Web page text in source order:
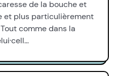
de la bouche et
et plus particulièrement
comme dans la